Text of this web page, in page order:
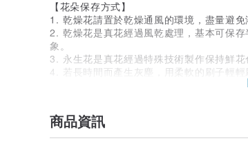
【花朵保存方式】
1. 乾燥花請置於乾燥通風的環境，盡量避免
2. 乾燥花是真花經過風乾處理，基本可保
象。
3. 永生花是真花經過特殊技術製作保持鮮
4. 若長時間而產生灰塵，用柔軟的刷子輕輕
5. 由於乾燥花是來自於自然的產物，每朵花
您帶回家的過程中妥善保護喔。
商品資訊